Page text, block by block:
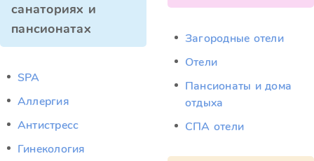
санаториях и
пансионатах
SPA
Аллергия
Антистресс
Гинекология
Загородные отели
Отели
Пансионаты и дома
отдыха
СПА отели